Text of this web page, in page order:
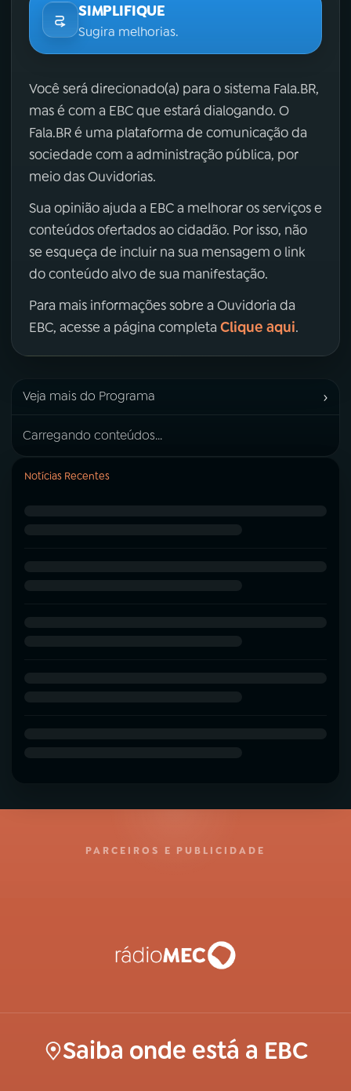
SIMPLIFIQUE
Sugira melhorias.
Você será direcionado(a) para o sistema Fala.BR,
mas é com a EBC que estará dialogando. O
Fala.BR é uma plataforma de comunicação da
sociedade com a administração pública, por
meio das Ouvidorias.
Sua opinião ajuda a EBC a melhorar os serviços e
conteúdos ofertados ao cidadão. Por isso, não
se esqueça de incluir na sua mensagem o link
do conteúdo alvo de sua manifestação.
Para mais informações sobre a Ouvidoria da
EBC, acesse a página completa Clique aqui.
Veja mais do Programa ›
Carregando conteúdos...
Notícias Recentes
PARCEIROS E PUBLICIDADE
Saiba onde está a EBC